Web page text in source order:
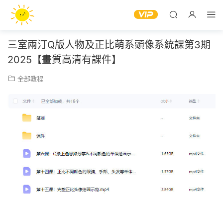
三室兩汀Q版人物及正比萌系頭像系統課第3期
2025【畫質高清有課件】
全部教程